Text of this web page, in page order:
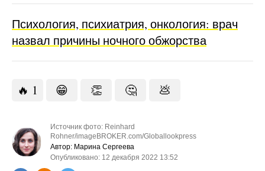
Психология, психиатрия, онкология: врач
назвал причины ночного обжорства
🔥 1 😁 👏 🤔 💩
Источник фото: Reinhard
Rohner/imageBROKER.com/Globallookpress
Автор: Марина Сергеева
Опубликовано: 12 декабря 2022 13:52